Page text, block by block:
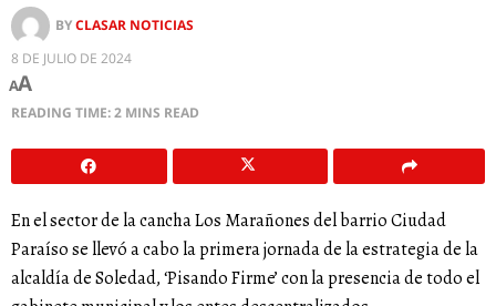
BYCLASAR NOTICIAS
8 DE JULIO DE 2024
AA
READING TIME: 2 MINS READ
En el sector de la cancha Los Marañones del barrio Ciudad
Paraíso se llevó a cabo la primera jornada de la estrategia de la
alcaldía de Soledad, ‘Pisando Firme’ con la presencia de todo el